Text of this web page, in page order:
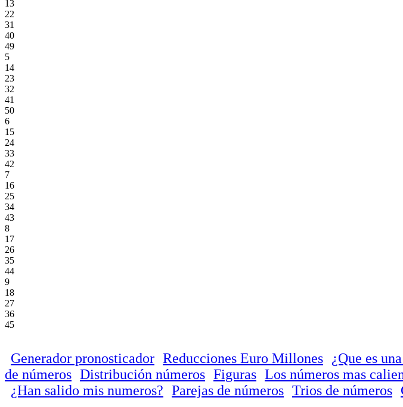
13
22
31
40
49
5
14
23
32
41
50
6
15
24
33
42
7
16
25
34
43
8
17
26
35
44
9
18
27
36
45
Generador pronosticador Reducciones Euro Millones ¿Que es
de números Distribución números Figuras Los números mas
¿Han salido mis numeros? Parejas de números Trios de números